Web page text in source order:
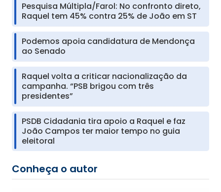
Pesquisa Múltipla/Farol: No confronto direto,
Raquel tem 45% contra 25% de João em ST
Podemos apoia candidatura de Mendonça
ao Senado
Raquel volta a criticar nacionalização da
campanha. “PSB brigou com três
presidentes”
PSDB Cidadania tira apoio a Raquel e faz
João Campos ter maior tempo no guia
eleitoral
Conheça o autor